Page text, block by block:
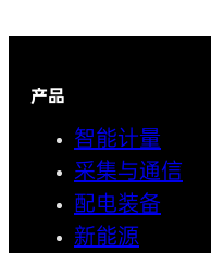
产品
智能计量
采集与通信
配电装备
新能源